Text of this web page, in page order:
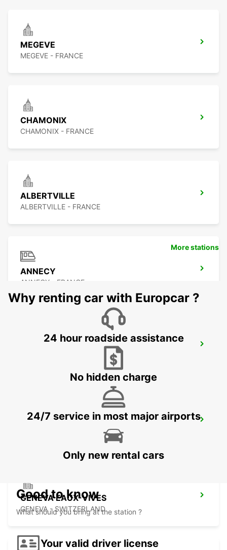
MEGEVE
MEGEVE - FRANCE
CHAMONIX
CHAMONIX - FRANCE
ALBERTVILLE
ALBERTVILLE - FRANCE
ANNECY
ANNECY - FRANCE
BEX GARAGE DU RHONE
GENEVA EAUX-VIVES
GENEVA - SWITZERLAND
More stations
Why renting car with Europcar ?
24 hour roadside assistance
No hidden charge
24/7 service in most major airports
Only new rental cars
Good to know
What should you bring at the station ?
Your valid driver license